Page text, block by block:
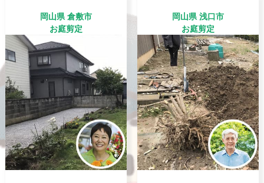
岡山県 倉敷市
お庭剪定
岡山県 浅口市
お庭剪定